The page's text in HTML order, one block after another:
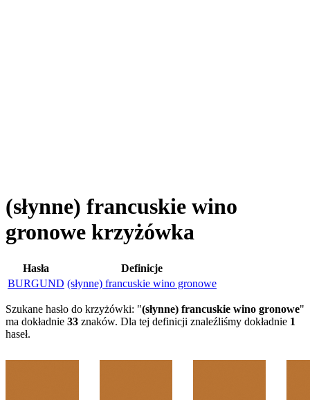
(słynne) francuskie wino
gronowe krzyżówka
Hasła
Definicje
BURGUND (słynne) francuskie wino gronowe
Szukane hasło do krzyżówki: "(słynne) francuskie wino gronowe"
ma dokładnie 33 znaków. Dla tej definicji znaleźliśmy dokładnie 1
haseł.